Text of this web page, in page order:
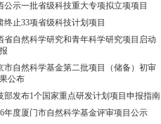
公示一批省级科技重大专项拟立项项目
终止33项省级科技计划项目
省自然科学研究和青年科学研究项目启动
市自然科学基金第二批项目（储备）初审
公布
部发布1个国家重点研发计划项目申报指南
年度厦门市自然科学基金评审项目公示